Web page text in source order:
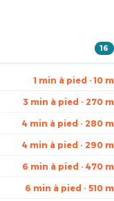
16
1 min à pied · 10 m
3 min à pied · 270 m
4 min à pied · 280 m
4 min à pied · 290 m
6 min à pied · 470 m
6 min à pied · 510 m